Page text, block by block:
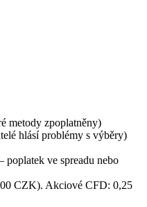
metody zpoplatněny)
hlásí problémy s výběry)
ve spreadu nebo
CZK). Akciové CFD: 0,25